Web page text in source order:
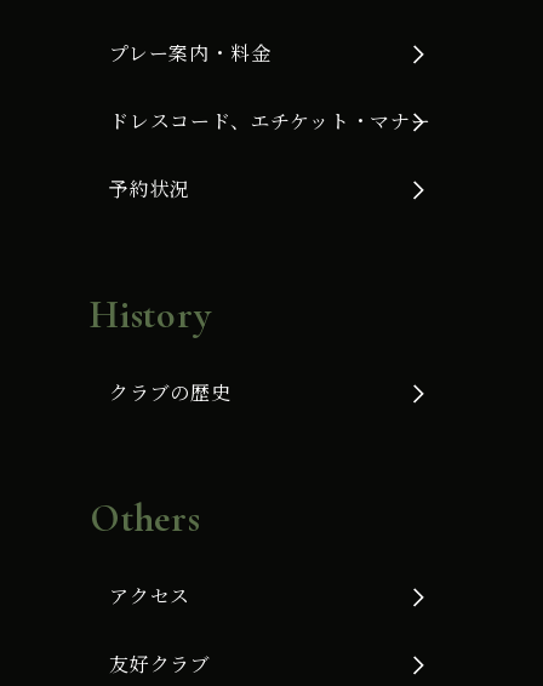
プレー案内・料金
ドレスコード、エチケット・マナー
予約状況
History
クラブの歴史
Others
アクセス
友好クラブ